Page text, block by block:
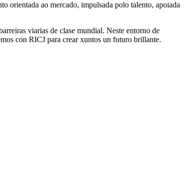
orientada ao mercado, impulsada polo talento, apoiada
viarias de clase mundial. Neste entorno de
con RICJ para crear xuntos un futuro brillante.